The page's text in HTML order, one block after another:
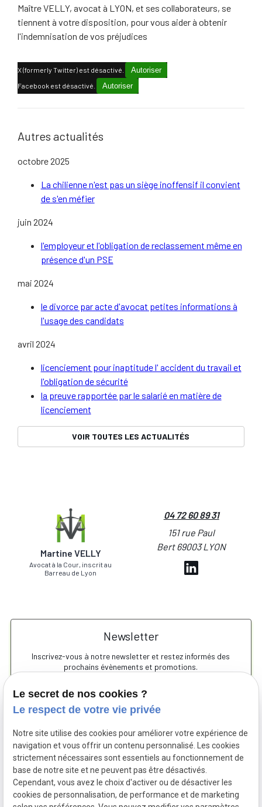
Maître VELLY, avocat à LYON, et ses collaborateurs, se
tiennent à votre disposition, pour vous aider à obtenir
l'indemnisation de vos préjudices
X (formerly Twitter) est désactivé. Autoriser
Facebook est désactivé. Autoriser
Autres actualités
octobre 2025
La chilienne n'est pas un siège inoffensif il convient
de s'en méfier
juin 2024
l'employeur et l'obligation de reclassement même en
présence d'un PSE
mai 2024
le divorce par acte d'avocat petites informations à
l'usage des candidats
avril 2024
licenciement pour inaptitude l' accident du travail et
l'obligation de sécurité
la preuve rapportée par le salarié en matière de
licenciement
VOIR TOUTES LES ACTUALITÉS
Martine VELLY
Avocat à la Cour, inscrit au
Barreau de Lyon
04 72 60 89 31
151 rue Paul
Bert 69003 LYON
Newsletter
Inscrivez-vous à notre newsletter et restez informés des
prochains évènements et promotions.
Siret :38424534600059
Le secret de nos cookies ?
Le respect de votre vie privée
Notre site utilise des cookies pour améliorer votre expérience de
navigation et vous offrir un contenu personnalisé. Les cookies
strictement nécessaires sont essentiels au fonctionnement de
base de notre site et ne peuvent pas être désactivés.
Cependant, vous avez le choix d'activer ou de désactiver les
cookies de personnalisation, de performance et de marketing